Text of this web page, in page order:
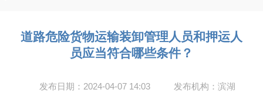
道路危险货物运输装卸管理人员和押运人
员应当符合哪些条件？
发布日期：2024-04-07 14:03
发布机构：滨湖